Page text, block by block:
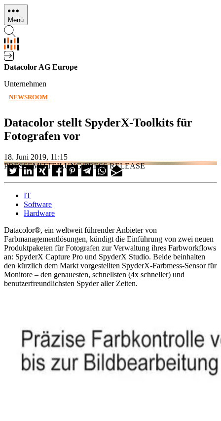
Direkt
zum
Inhalt
Menü
Datacolor AG Europe
Unternehmen
NEWSROOM
Datacolor stellt SpyderX-Toolkits für
Fotografen vor
18. Juni 2019, 11:15
PRESSEMITTEILUNG/PRESS RELEASE
IT
Software
Hardware
Datacolor®, ein weltweit führender Anbieter von
Farbmanagementlösungen, kündigt die Einführung von zwei neuen
Produktpaketen für Fotografen zur Verwaltung ihres Farbworkflows
an: SpyderX Capture Pro und SpyderX Studio. Beide beinhalten
den kürzlich dem Markt vorgestellten SpyderX-Farbmess-Sensor für
Monitore – den genauesten, schnellsten (4x schneller) und
benutzerfreundlichsten Spyder aller Zeiten.